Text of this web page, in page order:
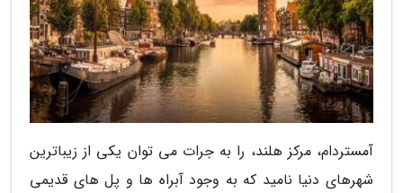
آمستردام، مرکز هلند، را به جرات می توان یکی از زیباترین
شهرهای دنیا نامید که به وجود آبراه ها و پل های قدیمی